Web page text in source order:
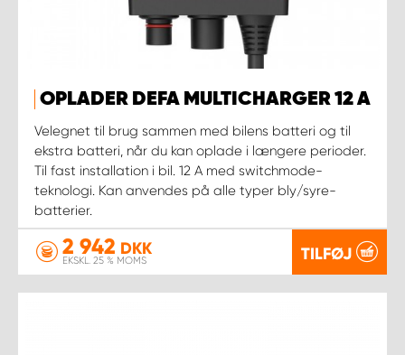
OPLADER DEFA MULTICHARGER 12 A
Velegnet til brug sammen med bilens batteri og til
ekstra batteri, når du kan oplade i længere perioder.
Til fast installation i bil. 12 A med switchmode-
teknologi. Kan anvendes på alle typer bly/syre-
batterier.
2 942 DKK
EKSKL. 25 % MOMS TILFØJ